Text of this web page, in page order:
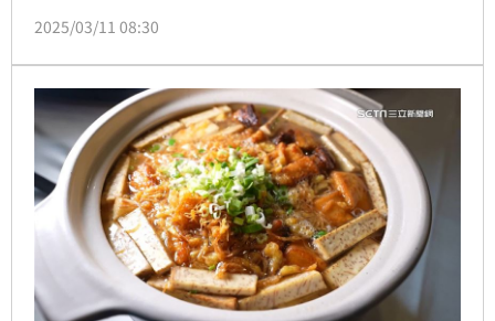
升肌肉質量、增強骨密度、促進關節健康、維持新陳代
眠品質。
2025/03/11 08:30